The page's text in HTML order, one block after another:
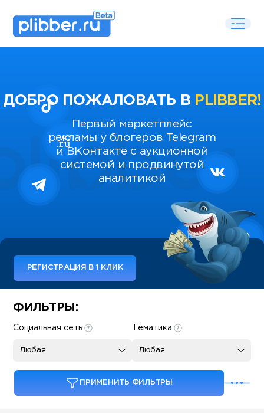
ДОБРО ПОЖАЛОВАТЬ В PLIBBER!
Первый маркетплейс
рекламы у блогеров Telegram
и ВКонтакте с аукционной
системой и продвинутой
аналитикой
РЕГИСТРАЦИЯ В 1 КЛИК
Some SEO Title
ФИЛЬТРЫ:
Тематика:
Любая
Социальная сеть:
Любая
ПРИМЕНИТЬ ФИЛЬТРЫ